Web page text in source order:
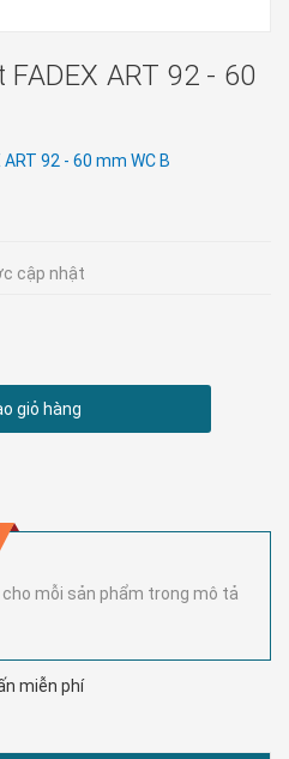
ART 92 - 60
ART 92 - 60 mm WC B
cập nhật
giỏ hàng
mỗi sản phẩm trong mô tả
miễn phí